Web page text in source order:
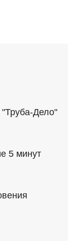
Дело"
5 минут